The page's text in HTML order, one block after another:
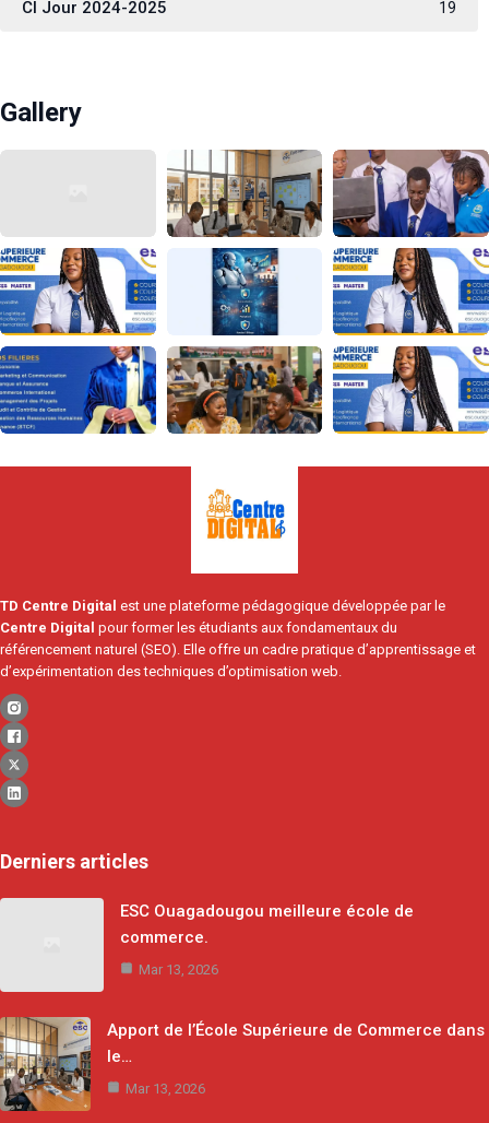
CI Jour 2024-2025 19
Gallery
TD Centre Digital est une plateforme pédagogique développée par le
Centre Digital pour former les étudiants aux fondamentaux du
référencement naturel (SEO). Elle offre un cadre pratique d’apprentissage et
d’expérimentation des techniques d’optimisation web.
Derniers articles
ESC Ouagadougou meilleure école de
commerce.
Mar 13, 2026
Apport de l’École Supérieure de Commerce dans
le…
Mar 13, 2026